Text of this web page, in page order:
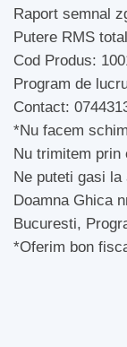
Raport semnal
Putere RMS
Cod Produs:
Program de
Contact:
*Nu facem
Nu trimitem prin
Ne puteti gasi la
Doamna Ghica
Bucuresti,
*Oferim bon